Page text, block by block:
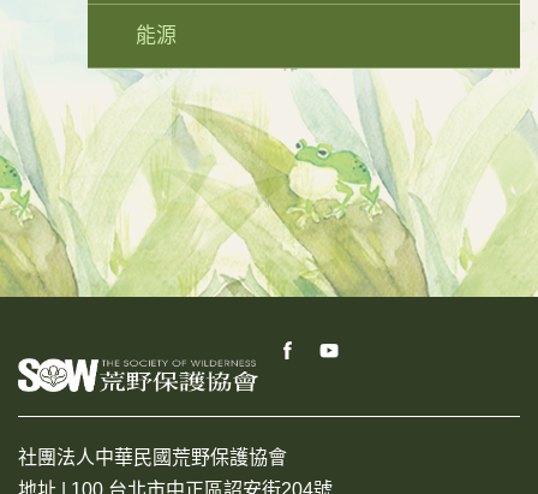
能源
社團法人中華民國荒野保護協會
地址 | 100 台北市中正區詔安街204號